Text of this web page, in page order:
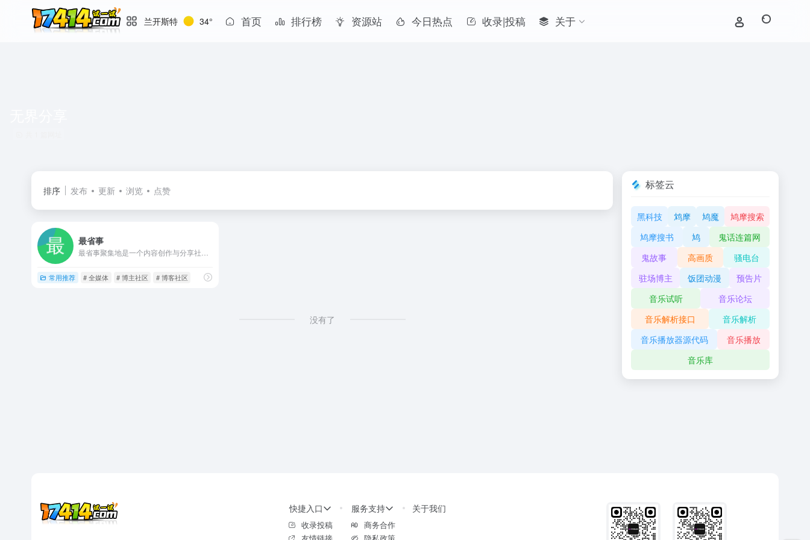
兰开斯特 34° 首页 排行榜 资源站 今日热点 收录|投稿 关于
排序 发布 更新 浏览 点赞
最省事
常用推荐 # 全媒体 # 博主社区 # 博客社区
没有了
标签云
黑科技 鸩摩 鸠魔
鸠摩搜索
鸠摩搜书
鸠
鬼话连篇网
鬼故事
高画质
骚电台
驻场博主
饭团动漫
预告片
音乐试听
音乐论坛
音乐解析接口
音乐解析
音乐播放器源代码
音乐播放
音乐库
快捷入口
收录投稿
服务支持
商务合作
关于我们